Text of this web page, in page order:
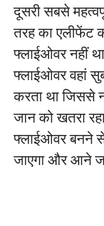
दूसरी सबसे
तरह का एलीफेंट
फ्लाईओवर नहीं
फ्लाईओवर वहां
करता था जिससे
जान को खतरा
फ्लाईओवर बनने से
जाएगा और आने